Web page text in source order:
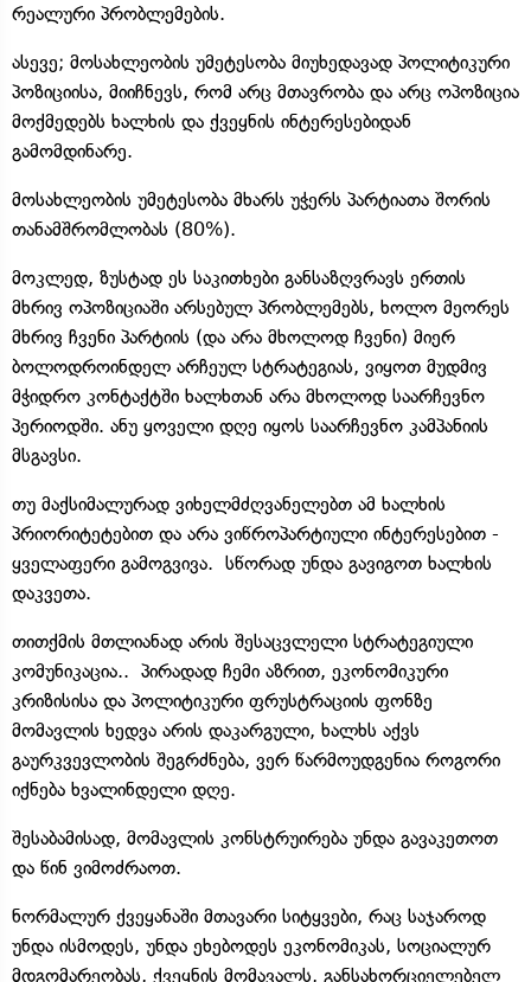
რეალური პრობლემების.
ასევე; მოსახლეობის უმეტესობა მიუხედავად პოლიტიკური
პოზიციისა, მიიჩნევს, რომ არც მთავრობა და არც ოპოზიცია
მოქმედებს ხალხის და ქვეყნის ინტერესებიდან
გამომდინარე.
მოსახლეობის უმეტესობა მხარს უჭერს პარტიათა შორის
თანამშრომლობას (80%).
მოკლედ, ზუსტად ეს საკითხები განსაზღვრავს ერთის
მხრივ ოპოზიციაში არსებულ პრობლემებს, ხოლო მეორეს
მხრივ ჩვენი პარტიის (და არა მხოლოდ ჩვენი) მიერ
ბოლოდროინდელ არჩეულ სტრატეგიას, ვიყოთ მუდმივ
მჭიდრო კონტაქტში ხალხთან არა მხოლოდ საარჩევნო
პერიოდში. ანუ ყოველი დღე იყოს საარჩევნო კამპანიის
მსგავსი.
თუ მაქსიმალურად ვიხელმძღვანელებთ ამ ხალხის
პრიორიტეტებით და არა ვიწროპარტიული ინტერესებით -
ყველაფერი გამოგვივა. სწორად უნდა გავიგოთ ხალხის
დაკვეთა.
თითქმის მთლიანად არის შესაცვლელი სტრატეგიული
კომუნიკაცია.. პირადად ჩემი აზრით, ეკონომიკური
კრიზისისა და პოლიტიკური ფრუსტრაციის ფონზე
მომავლის ხედვა არის დაკარგული, ხალხს აქვს
გაურკვევლობის შეგრძნება, ვერ წარმოუდგენია როგორი
იქნება ხვალინდელი დღე.
შესაბამისად, მომავლის კონსტრუირება უნდა გავაკეთოთ
და წინ ვიმოძრაოთ.
ნორმალურ ქვეყანაში მთავარი სიტყვები, რაც საჯაროდ
უნდა ისმოდეს, უნდა ეხებოდეს ეკონომიკას, სოციალურ
მდგომარეობას, ქვეყნის მომავალს, განსახორციელებელ